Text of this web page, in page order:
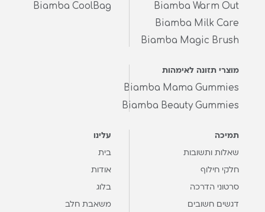
Biamba Warm Out
Biamba Milk Care
Biamba Magic Brush
Biamba CoolBag
מוצרי תזונה לאימהות
Biamba Mama Gummies
Biamba Beauty Gummies
תמיכה
שאלות ותשובות
חלקי חילוף
סרטוני הדרכה
דגשים חשובים
עלינו
בית
אודות
בלוג
משאבת חלב